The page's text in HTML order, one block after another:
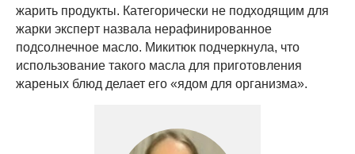
жарить продукты. Категорически не подходящим для
жарки эксперт назвала нерафинированное
подсолнечное масло. Микитюк подчеркнула, что
использование такого масла для приготовления
жареных блюд делает его «ядом для организма».